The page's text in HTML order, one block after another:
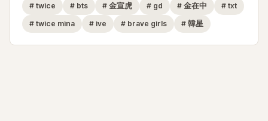
# twice # bts # 金宣虎 # gd # 金在中 # txt
# twice mina # ive # brave girls # 韓星